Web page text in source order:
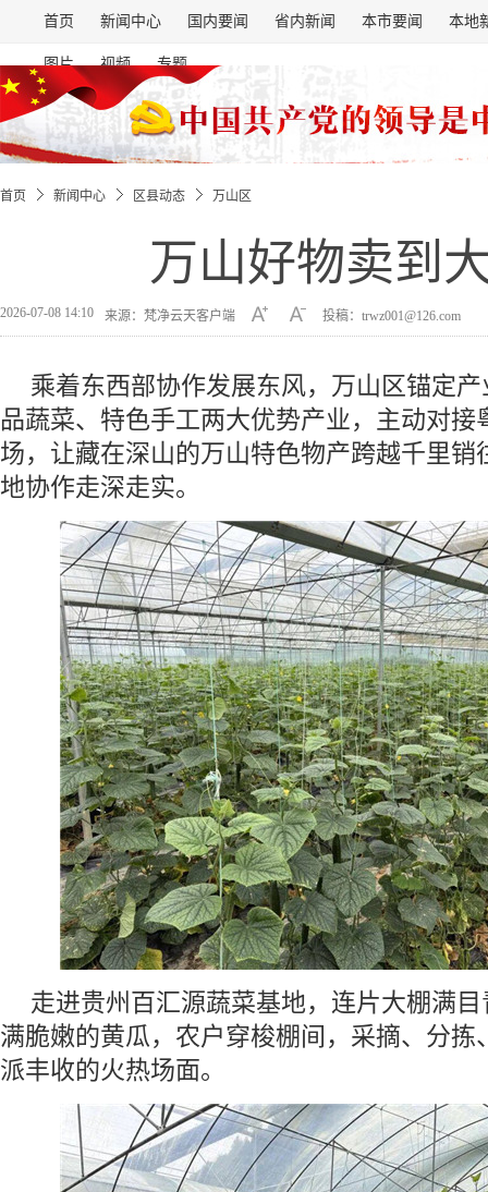
首页 新闻中心 国内要闻 省内新闻 本市要闻 本地
图片 视频 专题
首页 新闻中心 区县动态 万山区
万山好物卖到
2026-07-08 14:10 来源：梵净云天客户端 投稿：trwz001@126.com
乘着东西部协作发展东风，万山区锚定
品蔬菜、特色手工两大优势产业，主动对接
场，让藏在深山的万山特色物产跨越千里销
地协作走深走实。
走进贵州百汇源蔬菜基地，连片大棚满
满脆嫩的黄瓜，农户穿梭棚间，采摘、分拣
派丰收的火热场面。